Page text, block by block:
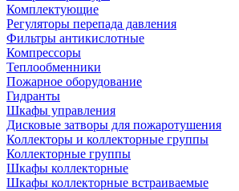
Комплектующие
Регуляторы перепада давления
Фильтры антикислотные
Компрессоры
Теплообменники
Пожарное оборудование
Гидранты
Шкафы управления
Дисковые затворы для пожаротушения
Коллекторы и коллекторные группы
Коллекторные группы
Шкафы коллекторные
Шкафы коллекторные встраиваемые